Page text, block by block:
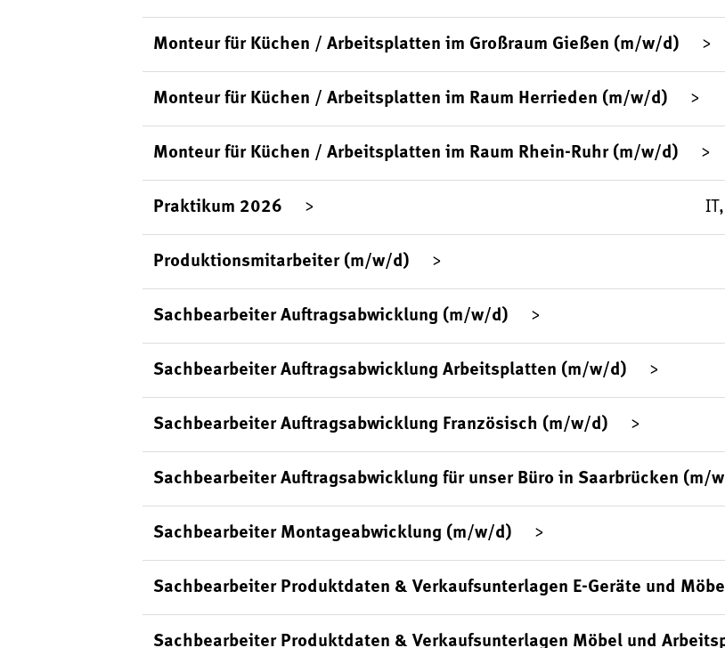
Monteur für Küchen / Arbeitsplatten im Großraum Gießen (m/w/d)
Monteur für Küchen / Arbeitsplatten im Raum Herrieden (m/w/d)
Monteur für Küchen / Arbeitsplatten im Raum Rhein-Ruhr (m/w/d)
Praktikum 2026
Produktionsmitarbeiter (m/w/d)
Sachbearbeiter Auftragsabwicklung (m/w/d)
Sachbearbeiter Auftragsabwicklung Arbeitsplatten (m/w/d)
Sachbearbeiter Auftragsabwicklung Französisch (m/w/d)
Sachbearbeiter Auftragsabwicklung für unser Büro in Saarbrücken (m/
Sachbearbeiter Montageabwicklung (m/w/d)
Sachbearbeiter Produktdaten & Verkaufsunterlagen E-Geräte und
Sachbearbeiter Produktdaten & Verkaufsunterlagen Möbel und